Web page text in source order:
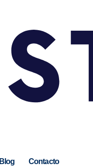
Blog Contacto